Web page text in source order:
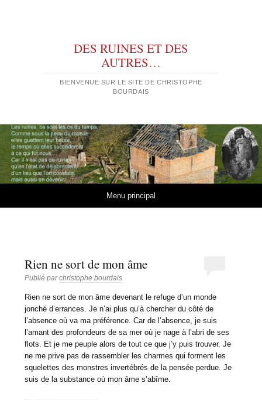
DES RUINES ET DES
AUTRES…
BIENVENUE SUR LE SITE DE CHRISTOPHE
BOURDAIS
Menu principal
Rien ne sort de mon âme
Publié parchristophe bourdais
Rien ne sort de mon âme devenant le refuge d’un monde
jonché d’errances. Je n’ai plus qu’à chercher du côté de
l’absence où va ma préférence. Car de l’absence, je suis
l’amant des profondeurs de sa mer où je nage à l’abri de ses
flots. Et je me peuple alors de tout ce que j’y puis trouver. Je
ne me prive pas de rassembler les charmes qui forment les
squelettes des monstres invertébrés de la pensée perdue. Je
suis de la substance où mon âme s’abîme.